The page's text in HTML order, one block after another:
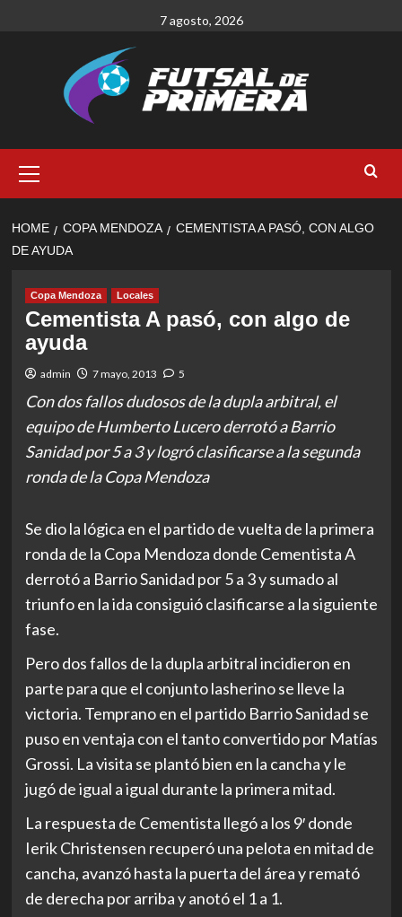
7 agosto, 2026
Menu
HOME COPA MENDOZA
CEMENTISTA A PASÓ, CON ALGO
DE AYUDA
Copa Mendoza Locales
Cementista A pasó, con algo de
ayuda
admin 7 mayo, 2013 5
Con dos fallos dudosos de la dupla arbitral, el
equipo de Humberto Lucero derrotó a Barrio
Sanidad por 5 a 3 y logró clasificarse a la segunda
ronda de la Copa Mendoza
Se dio la lógica en el partido de vuelta de la primera
ronda de la Copa Mendoza donde Cementista A
derrotó a Barrio Sanidad por 5 a 3 y sumado al
triunfo en la ida consiguió clasificarse a la siguiente
fase.
Pero dos fallos de la dupla arbitral incidieron en
parte para que el conjunto lasherino se lleve la
victoria. Temprano en el partido Barrio Sanidad se
puso en ventaja con el tanto convertido por Matías
Grossi. La visita se plantó bien en la cancha y le
jugó de igual a igual durante la primera mitad.
La respuesta de Cementista llegó a los 9′ donde
Ierik Christensen recuperó una pelota en mitad de
cancha, avanzó hasta la puerta del área y remató
de derecha por arriba y anotó el 1 a 1.